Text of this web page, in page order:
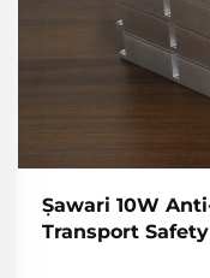
Ṣawari 10W
Transport Safety